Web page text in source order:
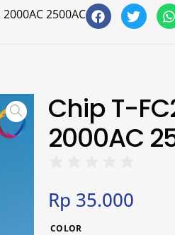
2500AC
Chip T-
2000AC
Rp 35.000
COLOR